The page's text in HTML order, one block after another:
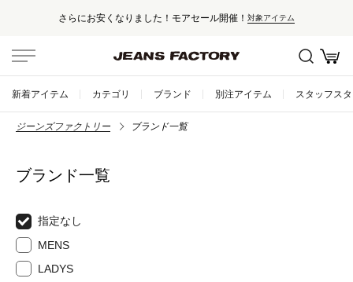
さらにお安くなりました！モアセール開催！ 対象アイテム
新着アイテム カテゴリ ブランド 別注アイテム スタッフス
ジーンズファクトリー ブランド一覧
ブランド一覧
指定なし
MENS
LADYS